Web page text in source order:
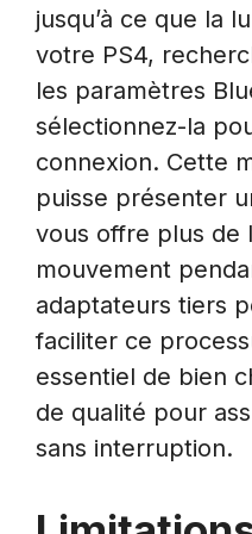
jusqu’à ce que la
votre PS4,
les paramètres
sélectionnez-la
connexion. Cette
puisse présenter
vous offre plus de
mouvement
adaptateurs tiers
faciliter ce
essentiel de bien
de qualité pour
sans interruption.